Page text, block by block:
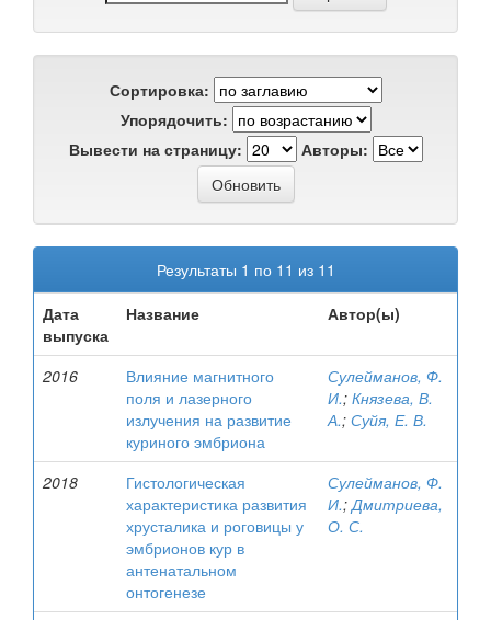
Сортировка:
Упорядочить:
Вывести на страницу:
Авторы:
Результаты 1 по 11 из 11
Дата
выпуска
Название Автор(ы)
2016
Влияние магнитного
поля и лазерного
излучения на развитие
куриного эмбриона
Сулейманов, Ф.
И.; Князева, В.
А.; Суйя, Е. В.
2018
Гистологическая
характеристика развития
хрусталика и роговицы у
эмбрионов кур в
антенатальном
онтогенезе
Сулейманов, Ф.
И.;Дмитриева,
О. С.